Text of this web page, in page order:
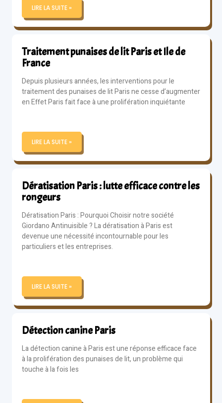
LIRE LA SUITE »
Traitement punaises de lit Paris et Ile de
France
Depuis plusieurs années, les interventions pour le
traitement des punaises de lit Paris ne cesse d’augmenter
en Effet Paris fait face à une prolifération inquiétante
LIRE LA SUITE »
Dératisation Paris : lutte efficace contre les
rongeurs
Dératisation Paris : Pourquoi Choisir notre société
Giordano Antinuisible ? La dératisation à Paris est
devenue une nécessité incontournable pour les
particuliers et les entreprises.
LIRE LA SUITE »
Détection canine Paris
La détection canine à Paris est une réponse efficace face
à la prolifération des punaises de lit, un problème qui
touche à la fois les